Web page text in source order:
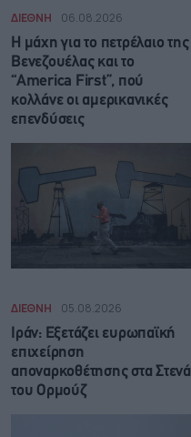
ΔΙΕΘΝΗ 06.08.2026
Η μάχη για το πετρέλαιο της
Βενεζουέλας και το
“America First”, πού
κολλάνε οι αμερικανικές
επενδύσεις
ΔΙΕΘΝΗ 05.08.2026
Ιράν: Eξετάζει ευρωπαϊκή
επιχείρηση
αποναρκοθέτησης στα Στενά
του Ορμούζ